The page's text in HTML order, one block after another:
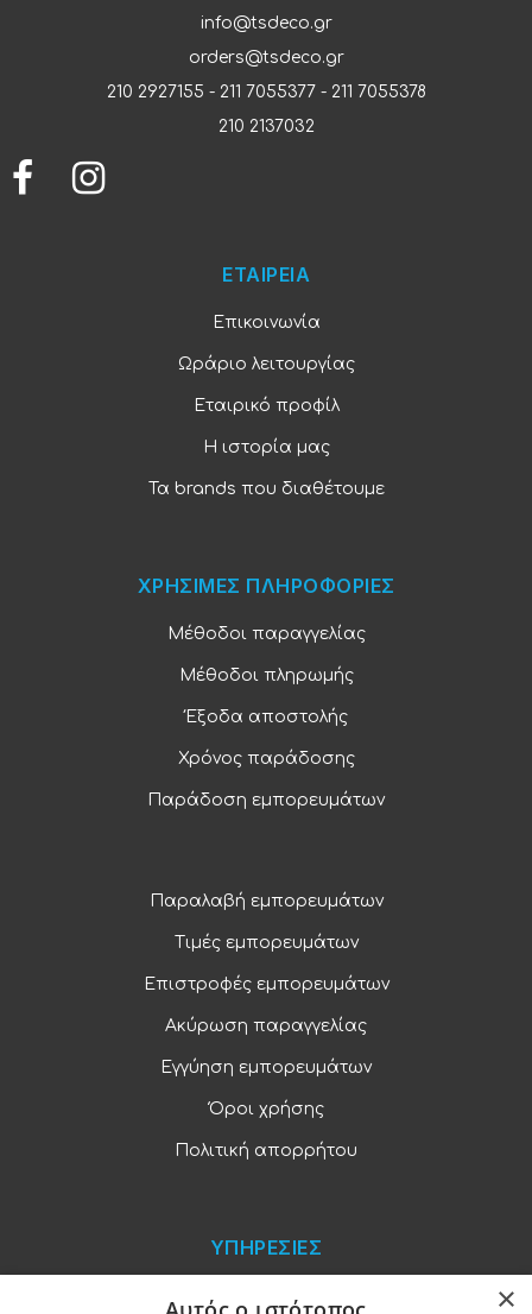
info@tsdeco.gr
orders@tsdeco.gr
210 2927155 - 211 7055377 - 211 7055378
210 2137032
ΕΤΑΙΡΕΙΑ
Επικοινωνία
Ωράριο λειτουργίας
Εταιρικό προφίλ
Η ιστορία μας
Τα brands που διαθέτουμε
ΧΡΗΣΙΜΕΣ ΠΛΗΡΟΦΟΡΙΕΣ
Μέθοδοι παραγγελίας
Μέθοδοι πληρωμής
Έξοδα αποστολής
Χρόνος παράδοσης
Παράδοση εμπορευμάτων
Παραλαβή εμπορευμάτων
Τιμές εμπορευμάτων
Επιστροφές εμπορευμάτων
Ακύρωση παραγγελίας
Εγγύηση εμπορευμάτων
Όροι χρήσης
Πολιτική απορρήτου
ΥΠΗΡΕΣΙΕΣ
×